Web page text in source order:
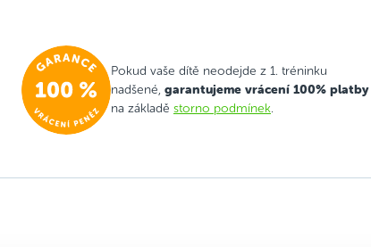
Pokud vaše dítě neodejde z 1. tréninku
nadšené, garantujeme vrácení 100% platby
na základě storno podmínek.